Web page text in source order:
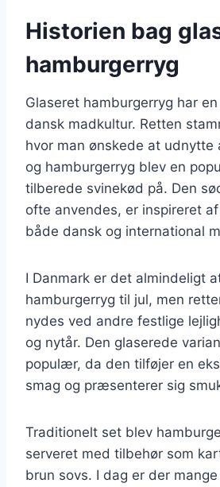
Historien bag
hamburgerryg
Glaseret hamburgerryg har
dansk madkultur. Retten
hvor man ønskede at udnytte
og hamburgerryg blev en
tilberede svinekød på. Den
ofte anvendes, er inspireret
både dansk og international
I Danmark er det almindeligt
hamburgerryg til jul, men
nydes ved andre festlige
og nytår. Den glaserede
populær, da den tilføjer en
smag og præsenterer sig
Traditionelt set blev
serveret med tilbehør som
brun sovs. I dag er der